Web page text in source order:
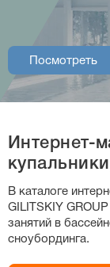
Посмотреть
Посмотреть
Интернет-
В каталоге
GILITSKIY
занятий в
сноубординга.